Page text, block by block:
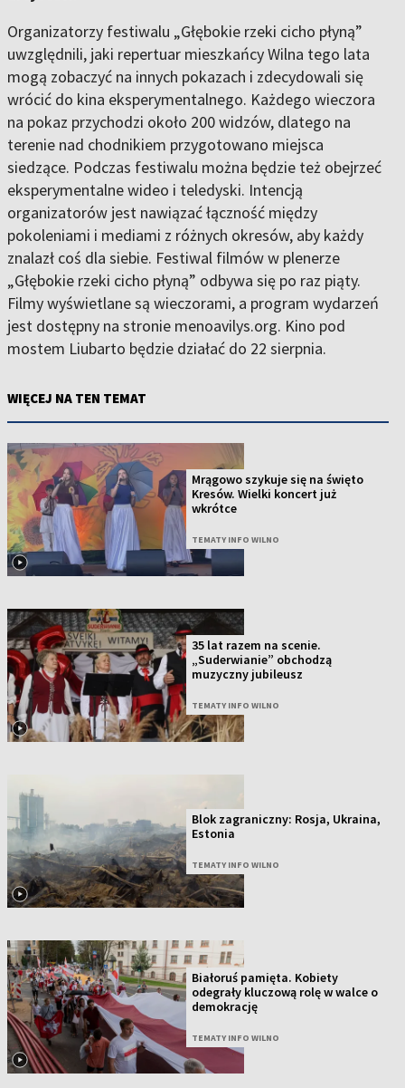
Organizatorzy festiwalu „Głębokie rzeki cicho płyną”
uwzględnili, jaki repertuar mieszkańcy Wilna tego lata
mogą zobaczyć na innych pokazach i zdecydowali się
wrócić do kina eksperymentalnego. Każdego wieczora
na pokaz przychodzi około 200 widzów, dlatego na
terenie nad chodnikiem przygotowano miejsca
siedzące. Podczas festiwalu można będzie też obejrzeć
eksperymentalne wideo i teledyski. Intencją
organizatorów jest nawiązać łączność między
pokoleniami i mediami z różnych okresów, aby każdy
znalazł coś dla siebie. Festiwal filmów w plenerze
„Głębokie rzeki cicho płyną” odbywa się po raz piąty.
Filmy wyświetlane są wieczorami, a program wydarzeń
jest dostępny na stronie menoavilys.org. Kino pod
mostem Liubarto będzie działać do 22 sierpnia.
WIĘCEJ NA TEN TEMAT
Mrągowo szykuje się na święto
Kresów. Wielki koncert już
wkrótce
TEMATY INFO WILNO
35 lat razem na scenie.
„Suderwianie” obchodzą
muzyczny jubileusz
TEMATY INFO WILNO
Blok zagraniczny: Rosja, Ukraina,
Estonia
TEMATY INFO WILNO
Białoruś pamięta. Kobiety
odegrały kluczową rolę w walce o
demokrację
TEMATY INFO WILNO